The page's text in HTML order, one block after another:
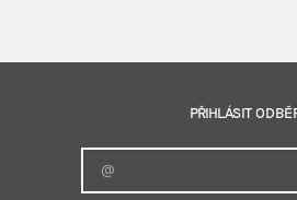
PŘIHLÁSIT